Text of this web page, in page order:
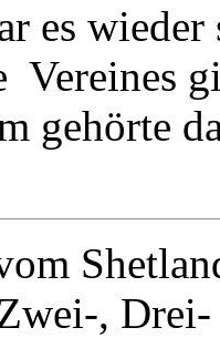
es
Vereines
gehörte
, Drei-